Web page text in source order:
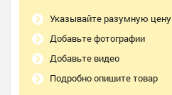
Указывайте разумную цену
Добавьте фотографии
Добавьте видео
Подробно опишите товар